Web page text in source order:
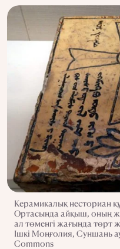
Керамикалық несториан
Ортасында айқыш, оның
ал төменгі жағында төрт
Ішкі Моңғолия, Суншань
Commons